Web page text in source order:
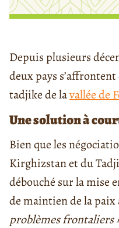
Depuis plusieurs
deux pays
tadjike de lavallée de
Unesolution à
Bien que les
Kirghizstan et du
débouché sur la mise
de maintien de la paix
problèmes frontaliers